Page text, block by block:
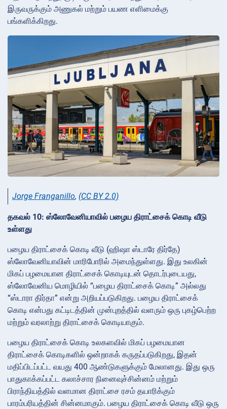
இருவருக்கும் அணுகல் மற்றும் பயண எளிமைக்கு
பங்களிக்கிறது.
Jorge Franganillo, (CC BY 2.0)
தகவல் 10: ஸ்லோவேனியாவில் பழைய திராட்சைக் கொடி வீடு
உள்ளது
பழைய திராட்சைக் கொடி வீடு (ஹிஷா ஸ்டாரே திர்தே)
ஸ்லோவேனியாவின் மாரிபோரில் அமைந்துள்ளது. இது உலகின்
மிகப் பழமையான திராட்சைக் கொடியுடன் தொடர்புடையது,
ஸ்லோவேனிய மொழியில் “பழைய திராட்சைக் கொடி” அல்லது
“ஸ்டாரா திர்தா” என்று அறியப்படுகிறது. பழைய திராட்சைக்
கொடி என்பது கட்டிடத்தின் முன்புறத்தில் வளரும் ஒரு புகழ்பெற்ற
மற்றும் வரலாற்று திராட்சைக் கொடியாகும்.
பழைய திராட்சைக் கொடி உலகளவில் மிகப் பழமையான
திராட்சைக் கொடிகளில் ஒன்றாகக் கருதப்படுகிறது, இதன்
மதிப்பிடப்பட்ட வயது 400 ஆண்டுகளுக்கும் மேலானது. இது ஒரு
பாதுகாக்கப்பட்ட கலாச்சார நினைவுச்சின்னம் மற்றும்
பிராந்தியத்தில் வளமான திராட்சை ரசம் தயாரிக்கும்
பாரம்பரியத்தின் சின்னமாகும். பழைய திராட்சைக் கொடி வீடு ஒரு